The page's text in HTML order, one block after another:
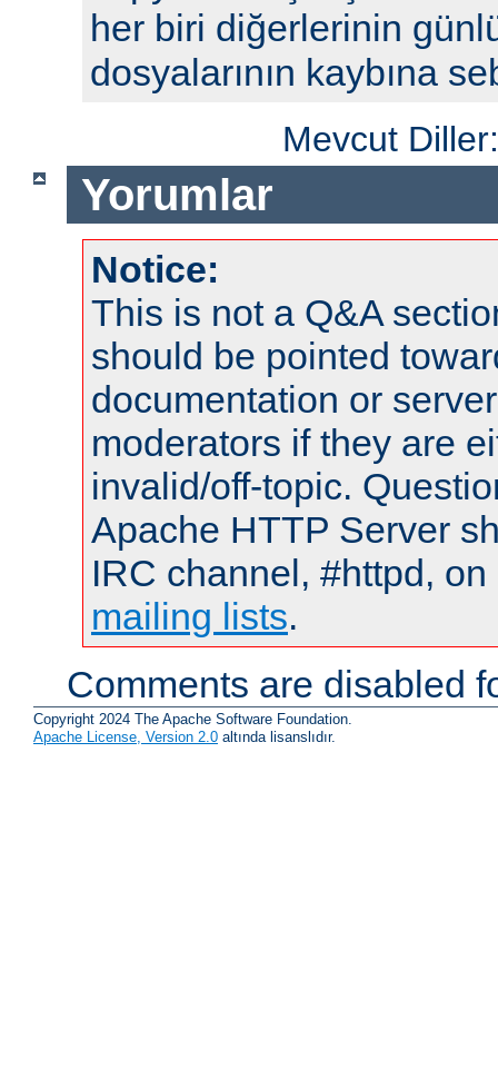
her biri diğerlerinin
dosyalarının kaybına
Mevcut
Yorumlar
Notice:
This is not a Q&A
should be pointed
documentation or
moderators if they are
invalid/off-topic.
Apache HTTP Server
IRC channel, #httpd,
mailing lists.
Comments are disabled
Copyright 2024 The Apache Software Foundation.
Apache License, Version 2.0 altında lisanslıdır.